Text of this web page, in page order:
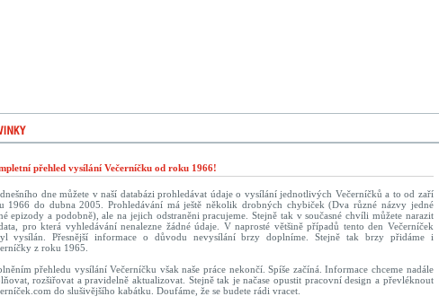
přehled vysílání Večerníčku od roku 1966!
dne můžete v naší databázi prohledávat údaje o vysílání jednotlivých Večerníčků a to od zaří
1966 do dubna 2005. Prohledávání má ještě několik drobných chybiček (Dva různé názvy jedné
epizody a podobně), ale na jejich odstraněni pracujeme. Stejně tak v současné chvíli můžete narazit
pro která vyhledávání nenalezne žádné údaje. V naprosté většině případů tento den Večerníček
vysílán. Přesnější informace o důvodu nevysílání brzy doplníme. Stejně tak brzy přidáme i
z roku 1965.
přehledu vysílání Večerníčku však naše práce nekončí. Spíše začíná. Informace chceme nadále
rozšiřovat a pravidelně aktualizovat. Stejně tak je načase opustit pracovní design a převléknout
do slušivějšího kabátku. Doufáme, že se budete rádi vracet.